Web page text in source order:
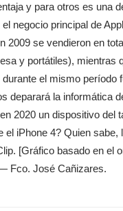
y para otros es una
negocio principal de
2009 se vendieron en
y portátiles), mientras
el mismo período
deparará la informática
2020 un dispositivo del
el iPhone 4? Quien sabe,
[Gráfico basado en el
Fco. José Cañizares.